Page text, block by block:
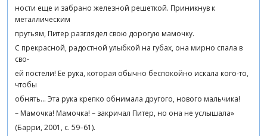
ности еще и забрано железной решеткой. Приникнув к
металлическим
прутьям, Питер разглядел свою дорогую мамочку.
С прекрасной, радостной улыбкой на губах, она мирно спала в
сво-
ей постели! Ее рука, которая обычно беспокойно искала кого-то,
чтобы
обнять… Эта рука крепко обнимала другого, нового мальчика!
– Мамочка! Мамочка! – закричал Питер, но она не услышала»
(Барри, 2001, с. 59–61).